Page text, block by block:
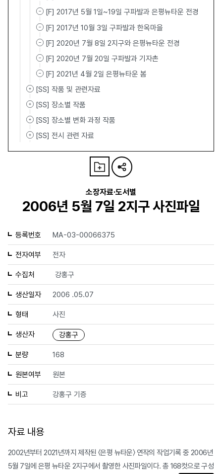
[F] 2017년 5월 1일~19일 구파발과 은평뉴타운 전경
[F] 2017년 10월 3일 구파발과 한옥마을
[F] 2020년 7월 8일 2지구와 은평뉴타운 전경
[F] 2020년 7월 20일 구파발과 기자촌
[F] 2021년 4월 2일 은평뉴타운 봄
[SS] 작품 및 관련자료
[SS] 장소별 작품
[SS] 장소별 변화 과정 작품
[SS] 전시 관련 자료
소장자료·도서별
2006년 5월 7일 2지구 사진파일
등록번호 MA-03-00066375
전자여부 전자
수집처 강홍구
생산일자 2006 .05.07
형태 사진
생산자 강홍구
분량 168
원본여부 원본
비고 강홍구 기증
자료 내용
2002년부터 2021년까지 제작된 〈은평 뉴타운〉 연작의 작업기록 중 2006년
5월 7일에 은평 뉴타운 2지구에서 촬영한 사진파일이다. 총 168컷으로 구성